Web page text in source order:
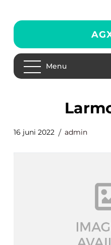
Menu
16 juni 2022 admin